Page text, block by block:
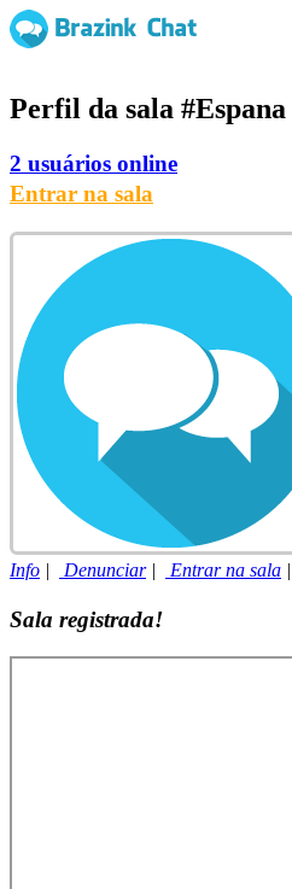
Perfil da sala #Espana
2 usuários online
Entrar na sala
Info | Denunciar| Entrar na sala |
Sala registrada!